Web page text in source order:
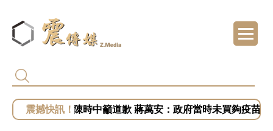
詐騙10.6億！陳時中籲道歉 蔣萬安：政府當時未買夠疫苗